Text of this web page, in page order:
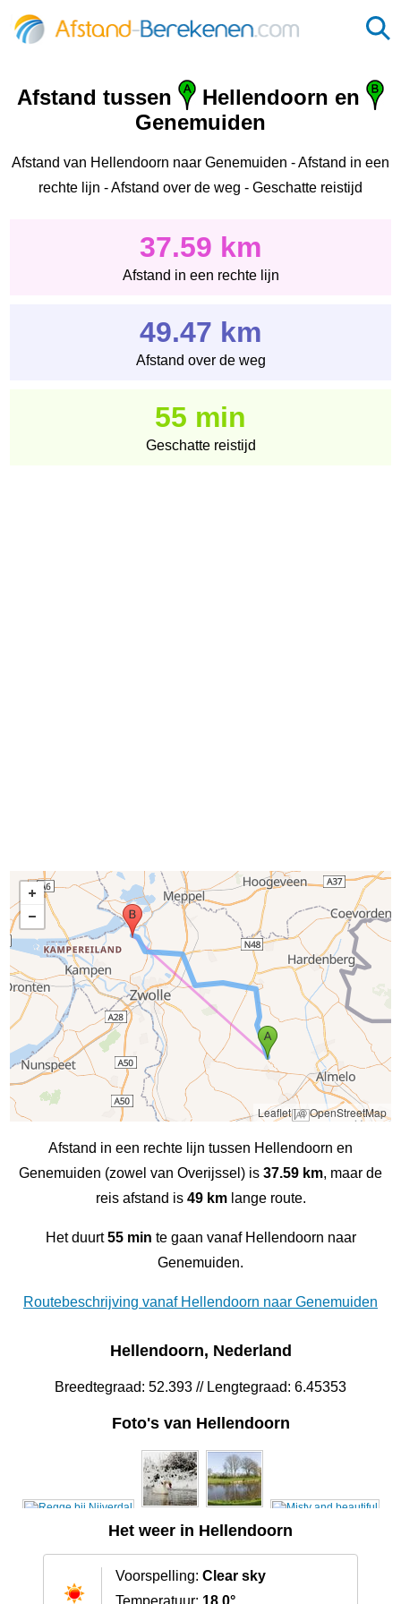
Afstand tussen
Hellendoorn en
Genemuiden
Afstand van Hellendoorn naar Genemuiden - Afstand in een
rechte lijn - Afstand over de weg - Geschatte reistijd
37.59 km
Afstand in een rechte lijn
49.47 km
Afstand over de weg
55 min
Geschatte reistijd
Leaflet|© OpenStreetMap
Afstand in een rechte lijn tussen Hellendoorn en
Genemuiden (zowel van Overijssel) is 37.59 km, maar de
reis afstand is 49 kmlange route.
Het duurt55 min te gaan vanaf Hellendoorn naar
Genemuiden.
Routebeschrijving vanaf Hellendoorn naar Genemuiden
Hellendoorn, Nederland
Breedtegraad: 52.393 // Lengtegraad: 6.45353
Foto's van Hellendoorn
Het weer in Hellendoorn
Voorspelling: Clear sky